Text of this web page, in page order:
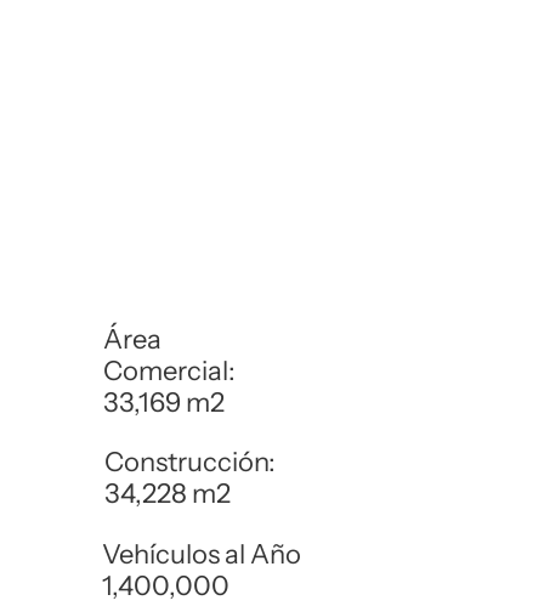
Área
Comercial:
33,169 m2
Construcción:
34,228 m2
Vehículos al Año
1,400,000